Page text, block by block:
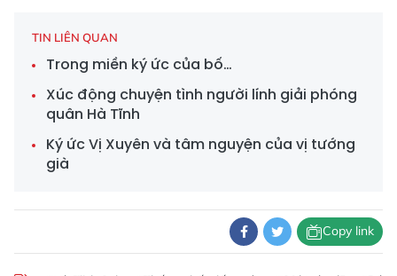
TIN LIÊN QUAN
Trong miền ký ức của bố…
Xúc động chuyện tình người lính giải phóng
quân Hà Tĩnh
Ký ức Vị Xuyên và tâm nguyện của vị tướng
già
Copy link